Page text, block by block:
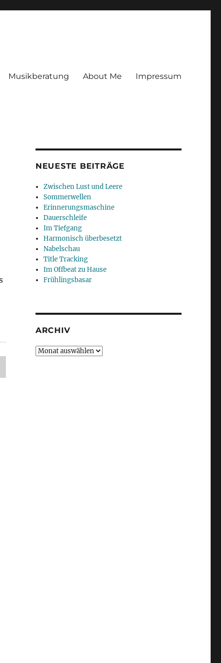
Musikberatung About Me Impressum
NEUESTE BEITRÄGE
Zwischen Lust und Leere
Sommerwellen
Erinnerungsmaschine
Dauerschleife
Im Tiefgang
Harmonisch überbesetzt
Nabelschau
Title Tracking
Im Offbeat zu Hause
Frühlingsbasar
ARCHIV
Archiv